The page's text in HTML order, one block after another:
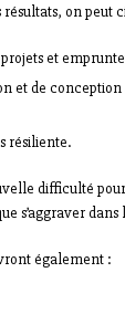
on peut
et
de conception
résiliente.
difficulté
s’aggraver
également :